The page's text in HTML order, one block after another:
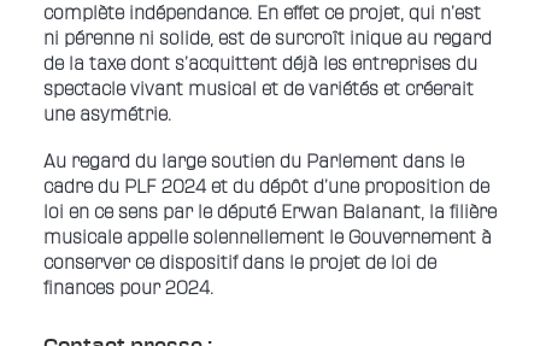
complète indépendance. En effet ce projet, qui n’est
ni pérenne ni solide, est de surcroît inique au regard
de la taxe dont s’acquittent déjà les entreprises du
spectacle vivant musical et de variétés et créerait
une asymétrie.
Au regard du large soutien du Parlement dans le
cadre du PLF 2024 et du dépôt d’une proposition de
loi en ce sens par le député Erwan Balanant, la filière
musicale appelle solennellement le Gouvernement à
conserver ce dispositif dans le projet de loi de
finances pour 2024.